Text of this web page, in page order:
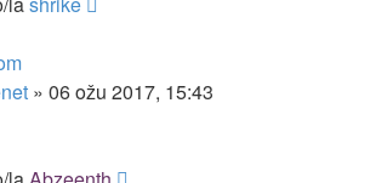
» 06 ožu 2017, 15:43